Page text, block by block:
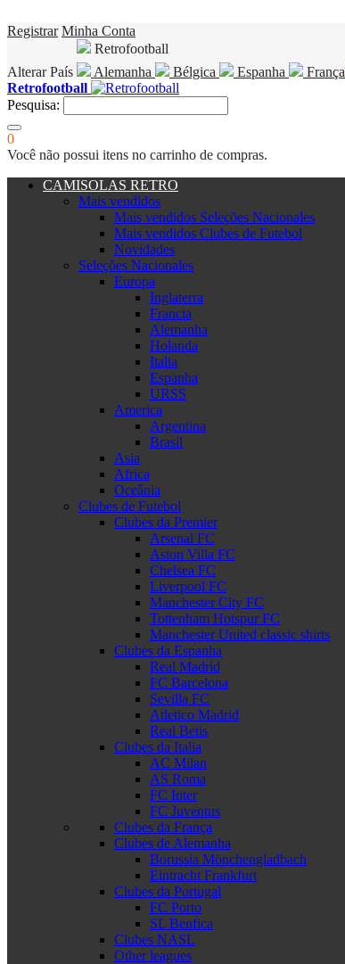
Registrar Minha Conta
Alterar País
Retrofootball
Alemanha
Bélgica Espanha França
Retrofootball
Pesquisa:
0
Você não possui itens no carrinho de compras.
CAMISOLAS RETRO
Mais vendidos
Mais vendidos Seleções Nacionales
Mais vendidos Clubes de Futebol
Novidades
Seleções Nacionales
Europa
Inglaterra
Francia
Alemanha
Holanda
Italia
Espanha
URSS
America
Argentina
Brasil
Asia
Africa
Oceânia
Clubes de Futebol
Clubes da Premier
Arsenal FC
Aston Villa FC
Chelsea FC
Liverpool FC
Manchester City FC
Tottenham Hotspur FC
Manchester United classic shirts
Clubes da Espanha
Real Madrid
FC Barcelona
Sevilla FC
Atletico Madrid
Real Betis
Clubes da Italia
AC Milan
AS Roma
FC Inter
FC Juventus
Clubes da França
Clubes de Alemanha
Borussia Mönchengladbach
Eintracht Frankfurt
Clubes da Portugal
FC Porto
SL Benfica
Clubes NASL
Other leagues